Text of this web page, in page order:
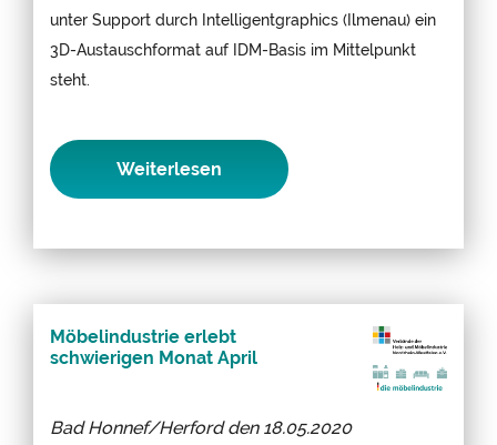
unter Support durch Intelligentgraphics (Ilmenau) ein
3D-Austauschformat auf IDM-Basis im Mittelpunkt
steht.
Weiterlesen
Möbelindustrie erlebt
schwierigen Monat April
Bad Honnef/Herford den 18.05.2020